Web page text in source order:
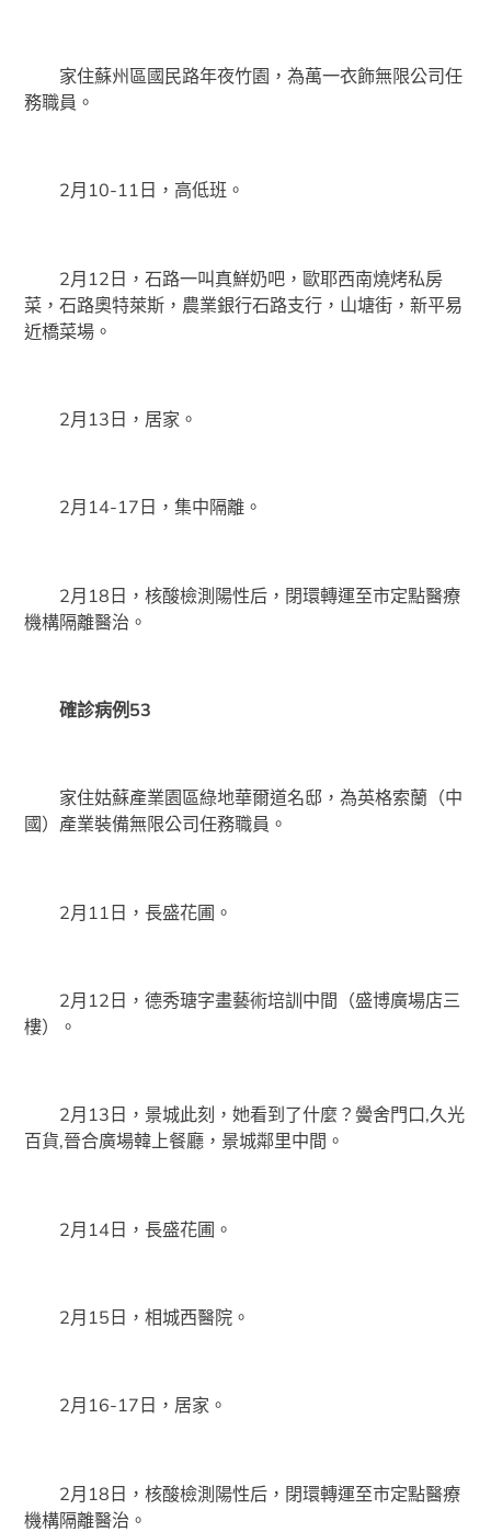
家住蘇州區國民路年夜竹園，為萬一衣飾無限公司任
務職員。
2月10-11日，高低班。
2月12日，石路一叫真鮮奶吧，歐耶西南燒烤私房
菜，石路奧特萊斯，農業銀行石路支行，山塘街，新平易
近橋菜場。
2月13日，居家。
2月14-17日，集中隔離。
2月18日，核酸檢測陽性后，閉環轉運至市定點醫療
機構隔離醫治。
確診病例53
家住姑蘇產業園區綠地華爾道名邸，為英格索蘭（中
國）產業裝備無限公司任務職員。
2月11日，長盛花圃。
2月12日，德秀瑭字畫藝術培訓中間（盛博廣場店三
樓）。
2月13日，景城此刻，她看到了什麼？黌舍門口,久光
百貨,晉合廣場韓上餐廳，景城鄰里中間。
2月14日，長盛花圃。
2月15日，相城西醫院。
2月16-17日，居家。
2月18日，核酸檢測陽性后，閉環轉運至市定點醫療
機構隔離醫治。